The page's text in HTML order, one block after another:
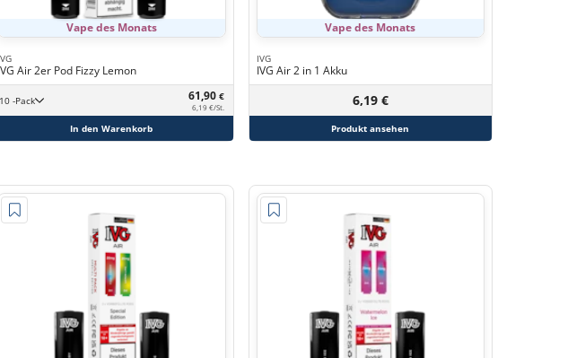
Vape des Monats
Air 2er Pod Fizzy Lemon
10 -Pack 61,90 €
6,19 €/St.
In den Warenkorb
Vape des Monats
IVG
IVG Air 2 in 1 Akku
6,19 €
Produkt ansehen